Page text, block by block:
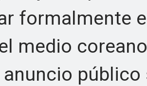
formalmente
medio
anuncio